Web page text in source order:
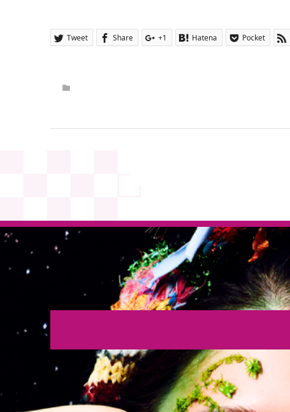
Tweet Share +1 Hatena Pocket